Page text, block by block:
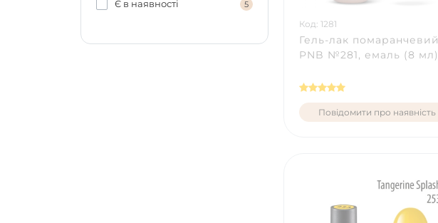
Є в наявності 5
Код: 1281
Гель-лак помаранчевий
PNB №281, емаль (8 мл)
Повідомити про наявність